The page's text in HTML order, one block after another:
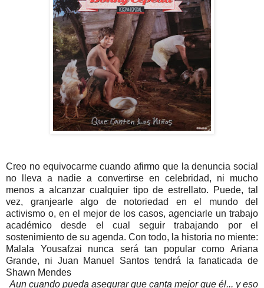
Creo no equivocarme cuando afirmo que la denuncia social
no lleva a nadie a convertirse en celebridad, ni mucho
menos a alcanzar cualquier tipo de estrellato. Puede, tal
vez, granjearle algo de notoriedad en el mundo del
activismo o, en el mejor de los casos, agenciarle un trabajo
académico desde el cual seguir trabajando por el
sostenimiento de su agenda. Con todo, la historia no miente:
Malala Yousafzai nunca será tan popular como Ariana
Grande, ni Juan Manuel Santos tendrá la fanaticada de
Shawn Mendes
Aun cuando pueda asegurar que canta mejor que él... y eso